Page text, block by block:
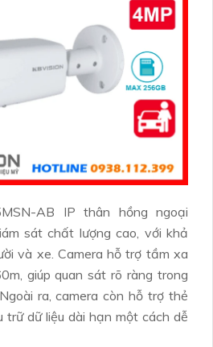
AB IP thân hồng ngoại
sát chất lượng cao, với khả
và xe. Camera hỗ trợ tầm xa
giúp quan sát rõ ràng trong
ra, camera còn hỗ trợ thẻ
trữ dữ liệu dài hạn một cách dễ